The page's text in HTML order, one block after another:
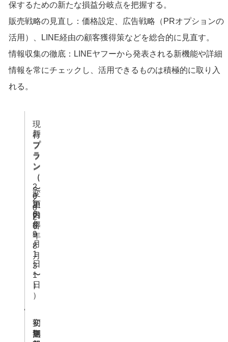
保するための新たな損益分岐点を把握する。
販売戦略の見直し：価格設定、広告戦略（PRオプションの
活用）、LINE経由の顧客獲得策などを総合的に見直す。
情報収集の徹底：LINEヤフーから発表される新機能や詳細
情報を常にチェックし、活用できるものは積極的に取り入
れる。
項
目
現
行
プ
ラ
ン
（
〜
2
0
2
6
年
8
月
3
1
日
）
新
プ
ラ
ン
（
2
0
2
6
年
9
月
1
日
〜
）
変
更
内
容
初
期
無
無
変
更